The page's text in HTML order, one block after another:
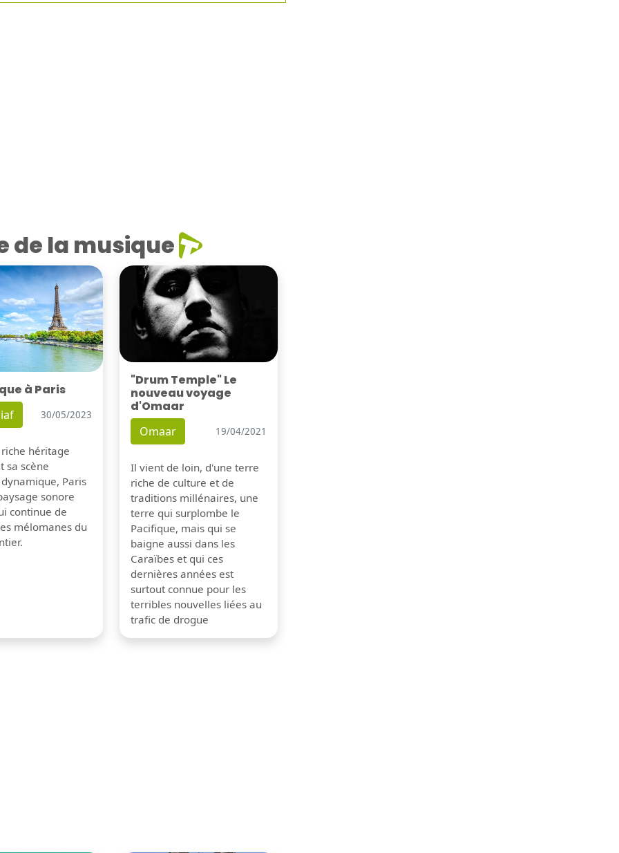
de la musique
à Paris
30/05/2023
héritage
sa scène
Paris
sonore
continue de
mélomanes du
"Drum Temple" Le
nouveau voyage
d'Omaar
Omaar 19/04/2021
Il vient de loin, d'une terre
riche de culture et de
traditions millénaires, une
terre qui surplombe le
Pacifique, mais qui se
baigne aussi dans les
Caraïbes et qui ces
dernières années est
surtout connue pour les
terribles nouvelles liées au
trafic de drogue